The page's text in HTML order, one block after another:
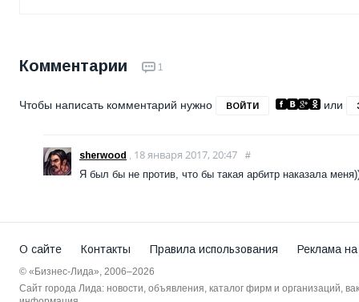
Комментарии 1
Чтобы написать комментарий нужно ВОЙТИ или
sherwood 18 января 2017, 20:47 #
Я был бы не против, что бы такая арбитр наказала
О сайте Контакты Правила использования Реклама
© «Бизнес-Лида», 2006–2026
Сайт города Лида: новости, объявления, каталог фирм и организаций,